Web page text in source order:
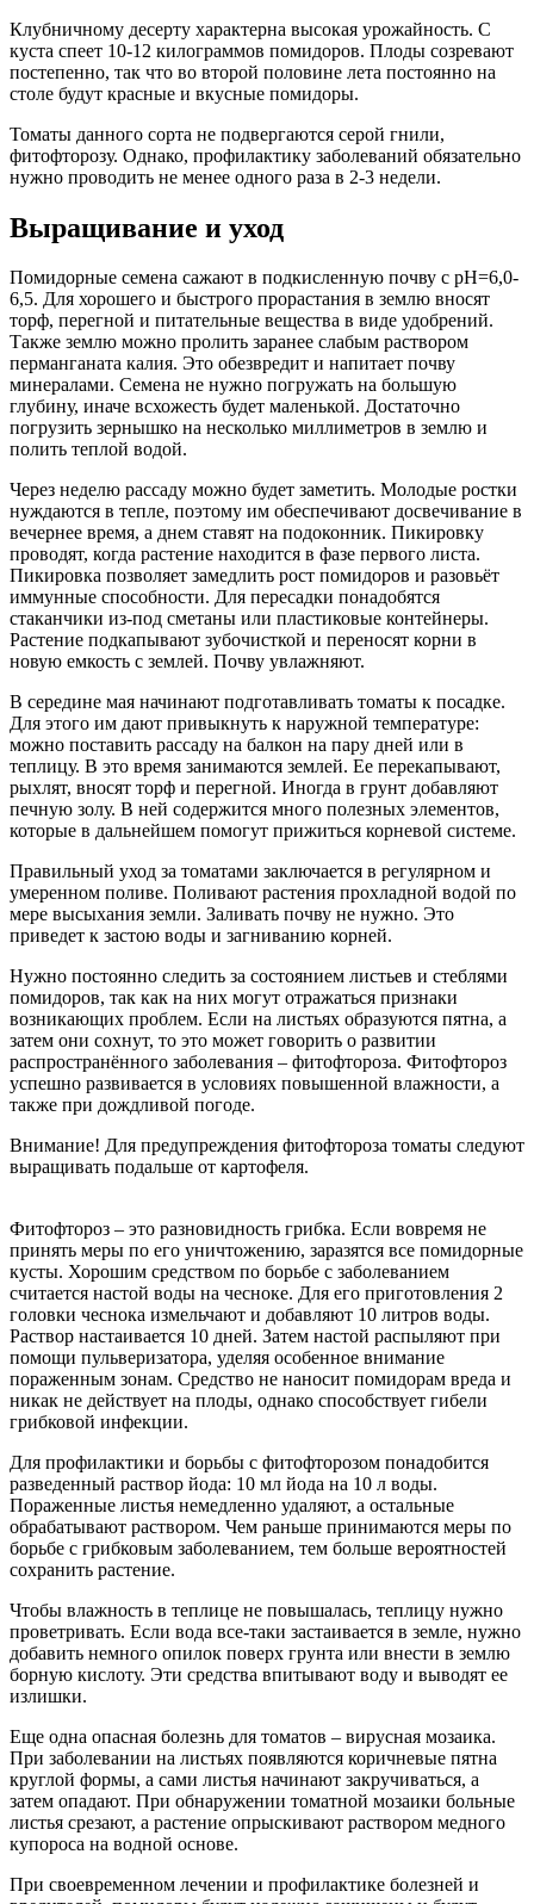
Клубничному десерту характерна высокая урожайность. С
куста спеет 10-12 килограммов помидоров. Плоды созревают
постепенно, так что во второй половине лета постоянно на
столе будут красные и вкусные помидоры.
Томаты данного сорта не подвергаются серой гнили,
фитофторозу. Однако, профилактику заболеваний обязательно
нужно проводить не менее одного раза в 2-3 недели.
Выращивание и уход
Помидорные семена сажают в подкисленную почву с рН=6,0-
6,5. Для хорошего и быстрого прорастания в землю вносят
торф, перегной и питательные вещества в виде удобрений.
Также землю можно пролить заранее слабым раствором
перманганата калия. Это обезвредит и напитает почву
минералами. Семена не нужно погружать на большую
глубину, иначе всхожесть будет маленькой. Достаточно
погрузить зернышко на несколько миллиметров в землю и
полить теплой водой.
Через неделю рассаду можно будет заметить. Молодые ростки
нуждаются в тепле, поэтому им обеспечивают досвечивание в
вечернее время, а днем ставят на подоконник. Пикировку
проводят, когда растение находится в фазе первого листа.
Пикировка позволяет замедлить рост помидоров и разовьёт
иммунные способности. Для пересадки понадобятся
стаканчики из-под сметаны или пластиковые контейнеры.
Растение подкапывают зубочисткой и переносят корни в
новую емкость с землей. Почву увлажняют.
В середине мая начинают подготавливать томаты к посадке.
Для этого им дают привыкнуть к наружной температуре:
можно поставить рассаду на балкон на пару дней или в
теплицу. В это время занимаются землей. Ее перекапывают,
рыхлят, вносят торф и перегной. Иногда в грунт добавляют
печную золу. В ней содержится много полезных элементов,
которые в дальнейшем помогут прижиться корневой системе.
Правильный уход за томатами заключается в регулярном и
умеренном поливе. Поливают растения прохладной водой по
мере высыхания земли. Заливать почву не нужно. Это
приведет к застою воды и загниванию корней.
Нужно постоянно следить за состоянием листьев и стеблями
помидоров, так как на них могут отражаться признаки
возникающих проблем. Если на листьях образуются пятна, а
затем они сохнут, то это может говорить о развитии
распространённого заболевания – фитофтороза. Фитофтороз
успешно развивается в условиях повышенной влажности, а
также при дождливой погоде.
Внимание! Для предупреждения фитофтороза томаты следуют
выращивать подальше от картофеля.
Фитофтороз – это разновидность грибка. Если вовремя не
принять меры по его уничтожению, заразятся все помидорные
кусты. Хорошим средством по борьбе с заболеванием
считается настой воды на чесноке. Для его приготовления 2
головки чеснока измельчают и добавляют 10 литров воды.
Раствор настаивается 10 дней. Затем настой распыляют при
помощи пульверизатора, уделяя особенное внимание
пораженным зонам. Средство не наносит помидорам вреда и
никак не действует на плоды, однако способствует гибели
грибковой инфекции.
Для профилактики и борьбы с фитофторозом понадобится
разведенный раствор йода: 10 мл йода на 10 л воды.
Пораженные листья немедленно удаляют, а остальные
обрабатывают раствором. Чем раньше принимаются меры по
борьбе с грибковым заболеванием, тем больше вероятностей
сохранить растение.
Чтобы влажность в теплице не повышалась, теплицу нужно
проветривать. Если вода все-таки застаивается в земле, нужно
добавить немного опилок поверх грунта или внести в землю
борную кислоту. Эти средства впитывают воду и выводят ее
излишки.
Еще одна опасная болезнь для томатов – вирусная мозаика.
При заболевании на листьях появляются коричневые пятна
круглой формы, а сами листья начинают закручиваться, а
затем опадают. При обнаружении томатной мозаики больные
листья срезают, а растение опрыскивают раствором медного
купороса на водной основе.
При своевременном лечении и профилактике болезней и